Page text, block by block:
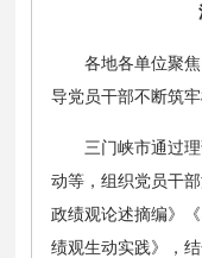
各地各单位聚焦
导党员干部不断筑
三门峡市通过
动等，组织党员干
政绩观论述摘编》
绩观生动实践》，